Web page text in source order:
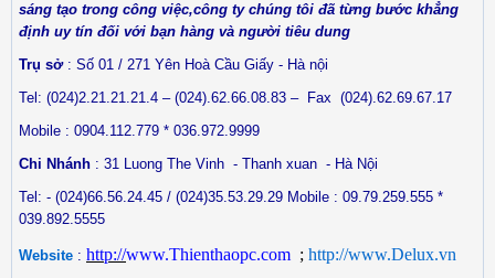
sáng tạo trong công việc,công ty chúng tôi đã từng bước khẳng
định uy tín đối với bạn hàng và người tiêu dung
Trụ sở: Số 01 / 271 Yên Hoà Cầu Giấy - Hà nội
Tel: (024)2.21.21.21.4 – (024).62.66.08.83 –
Fax (024).62.69.67.17
Mobile : 0904.112.779 * 036.972.9999
Chi Nhánh : 31 Luong The Vinh - Thanh xuan - Hà Nội
Tel: - (024)66.56.24.45 / (024)35.53.29.29 Mobile : 09.79.259.555 *
039.892.5555
Website : http://www.Thienthaopc.com ; http://www.Delux.vn